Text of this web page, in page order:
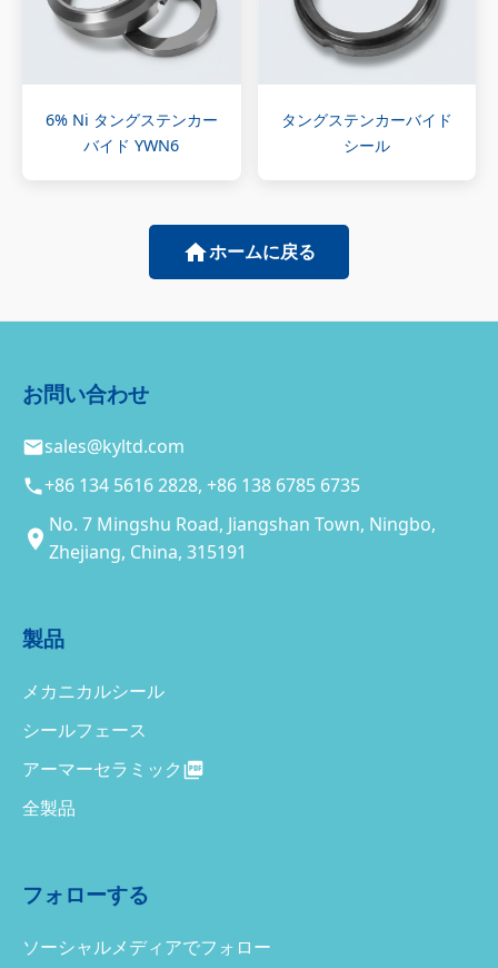
6% Ni タングステンカー
バイド YWN6
タングステンカーバイド
シール
ホームに戻る
お問い合わせ
sales@kyltd.com
+86 134 5616 2828, +86 138 6785 6735
No. 7 Mingshu Road, Jiangshan Town, Ningbo,
Zhejiang, China, 315191
製品
メカニカルシール
シールフェース
アーマーセラミック
全製品
フォローする
ソーシャルメディアでフォロー